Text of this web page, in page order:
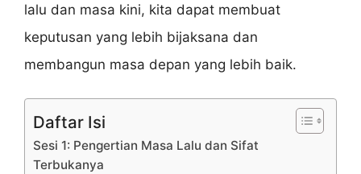
lalu dan masa kini, kita dapat membuat
keputusan yang lebih bijaksana dan
membangun masa depan yang lebih baik.
Daftar Isi
Sesi 1: Pengertian Masa Lalu dan Sifat
Terbukanya